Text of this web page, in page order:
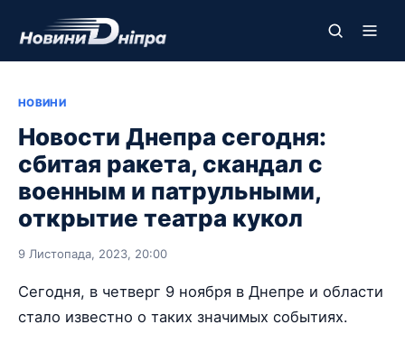
НОВИНИ
Новости Днепра сегодня:
сбитая ракета, скандал с
военным и патрульными,
открытие театра кукол
9 Листопада, 2023, 20:00
Сегодня, в четверг 9 ноября в Днепре и области
стало известно о таких значимых событиях.